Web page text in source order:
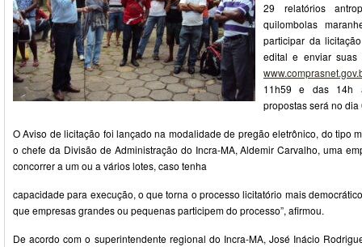
29 relatórios
quilombolas
participar da
edital e enviar suas
11h59 e das 14h
propostas será no
O Aviso de licitação foi lançado na modalidade de pregão eletrônico, do tipo
o chefe da Divisão de Administração do Incra-MA, Aldemir Carvalho, uma
concorrer a um ou a vários lotes, caso tenha
capacidade para execução, o que torna o processo licitatório mais
que empresas grandes ou pequenas participem do processo”, afirmou.
De acordo com o superintendente regional do Incra-MA, José Inácio